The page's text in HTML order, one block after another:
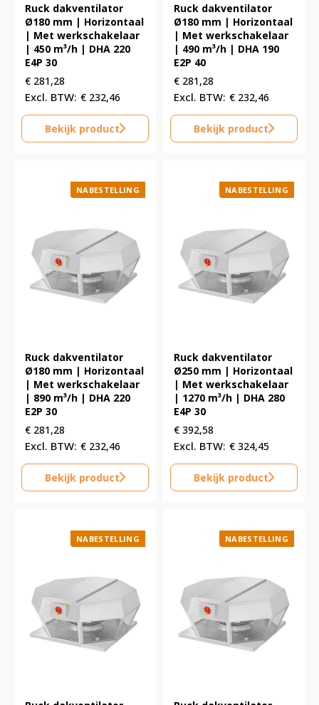
Ruck dakventilator
Ø180 mm | Horizontaal
| Met werkschakelaar
| 450 m³/h | DHA 220
E4P 30
€ 281,28
€ 232,46
Bekijk product
Ruck dakventilator
Ø180 mm | Horizontaal
| Met werkschakelaar
| 490 m³/h | DHA 190
E2P 40
€ 281,28
€ 232,46
Bekijk product
NABESTELLING
Ruck dakventilator
Ø180 mm | Horizontaal
| Met werkschakelaar
| 890 m³/h | DHA 220
E2P 30
€ 281,28
€ 232,46
Bekijk product
NABESTELLING
Ruck dakventilator
Ø250 mm | Horizontaal
| Met werkschakelaar
| 1270 m³/h | DHA 280
E4P 30
€ 392,58
€ 324,45
Bekijk product
NABESTELLING NABESTELLING